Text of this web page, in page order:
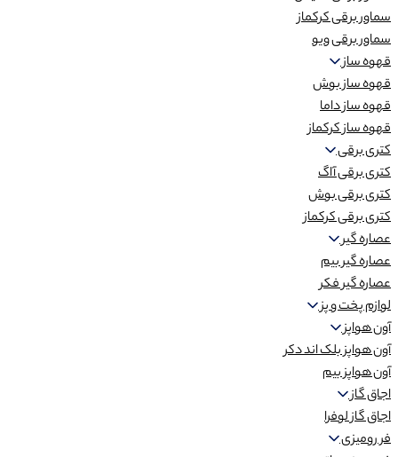
سماور برقی کرکماز
سماور برقی ویو
قهوه ساز
قهوه ساز بوش
قهوه ساز داما
قهوه ساز کرکماز
کتری برقی
کتری برقی آاگ
کتری برقی بوش
کتری برقی کرکماز
عصاره گیر
عصاره گیر بیم
عصاره گیر فکر
لوازم پخت و پز
آون هواپز
آون هواپز بلک اند دکر
آون هواپز بیم
اجاق گاز
اجاق گاز لوفرا
فر رومیزی